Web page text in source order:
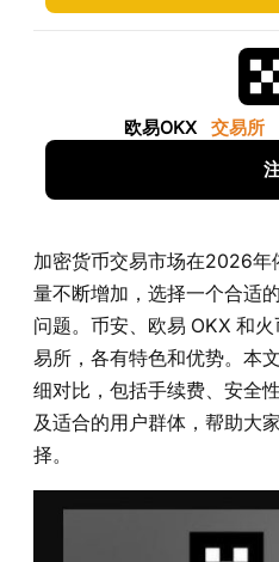
欧易OKX 交易所
加密货币交易市场在2026年
量不断增加，选择一个合适
问题。币安、欧易 OKX 和
易所，各有特色和优势。本
细对比，包括手续费、安全
及适合的用户群体，帮助大
择。